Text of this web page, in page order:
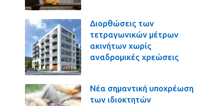
Διορθώσεις των
τετραγωνικών μέτρων
ακινήτων χωρίς
αναδρομικές χρεώσεις
Νέα σημαντική υποχρέωση
των ιδιοκτητών